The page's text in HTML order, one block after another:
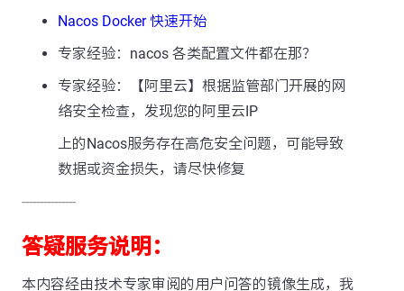
Nacos Docker 快速开始
专家经验：nacos 各类配置文件都在那？
专家经验：【阿里云】根据监管部门开展的网
络安全检查，发现您的阿里云IP
上的Nacos服务存在高危安全问题，可能导致
数据或资金损失，请尽快修复
---------------
答疑服务说明：
本内容经由技术专家审阅的用户问答的镜像生成，我